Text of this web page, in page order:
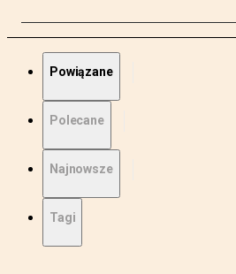
Powiązane
Polecane
Najnowsze
Tagi